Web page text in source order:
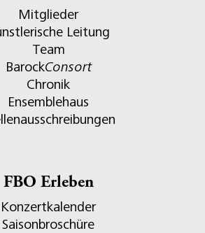
Mitglieder
Leitung
Team
BarockConsort
Chronik
Ensemblehaus
FBO Erleben
Konzertkalender
Saisonbroschüre